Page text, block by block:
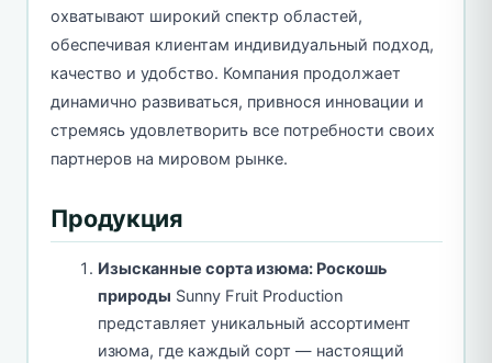
охватывают широкий спектр областей,
обеспечивая клиентам индивидуальный подход,
качество и удобство. Компания продолжает
динамично развиваться, привнося инновации и
стремясь удовлетворить все потребности своих
партнеров на мировом рынке.
Продукция
Изысканные сорта изюма: Роскошь
природы Sunny Fruit Production
представляет уникальный ассортимент
изюма, где каждый сорт — настоящий